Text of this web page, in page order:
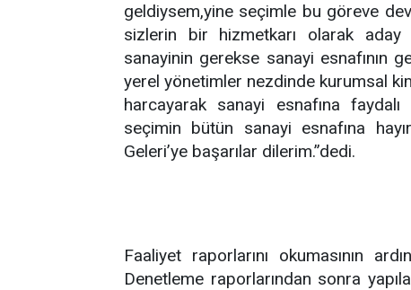
geldiysem,yine seçimle bu göreve
sizlerin bir hizmetkarı olarak aday
sanayinin gerekse sanayi esnafının
yerel yönetimler nezdinde kurumsal
harcayarak sanayi esnafına
seçimin bütün sanayi esnafına
Geleri’ye başarılar dilerim.”dedi.
Faaliyet raporlarını okumasının
Denetleme raporlarından sonra